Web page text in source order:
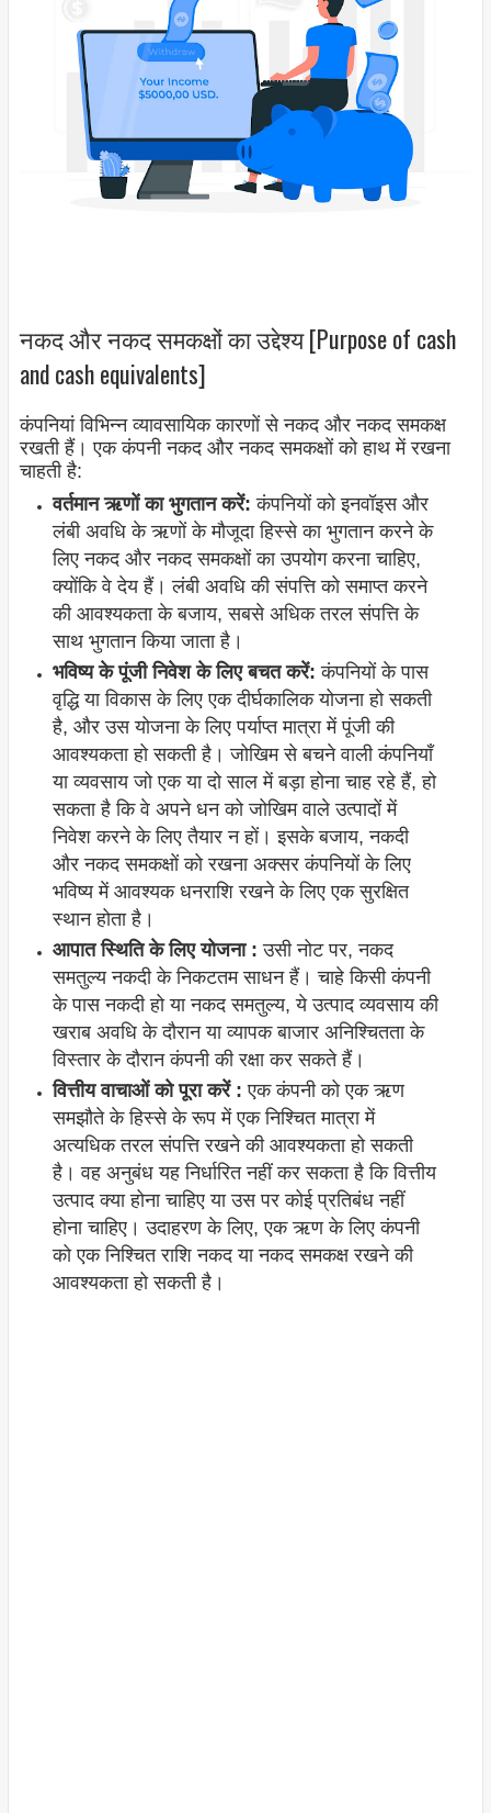
नकद और नकद समकक्षों का उद्देश्य [Purpose of cash
and cash equivalents]
कंपनियां विभिन्न व्यावसायिक कारणों से नकद और नकद समकक्ष
रखती हैं। एक कंपनी नकद और नकद समकक्षों को हाथ में रखना
चाहती है:
वर्तमान ऋणों का भुगतान करें: कंपनियों को इनवॉइस और
लंबी अवधि के ऋणों के मौजूदा हिस्से का भुगतान करने के
लिए नकद और नकद समकक्षों का उपयोग करना चाहिए,
क्योंकि वे देय हैं। लंबी अवधि की संपत्ति को समाप्त करने
की आवश्यकता के बजाय, सबसे अधिक तरल संपत्ति के
साथ भुगतान किया जाता है।
भविष्य के पूंजी निवेश के लिए बचत करें: कंपनियों के पास
वृद्धि या विकास के लिए एक दीर्घकालिक योजना हो सकती
है, और उस योजना के लिए पर्याप्त मात्रा में पूंजी की
आवश्यकता हो सकती है। जोखिम से बचने वाली कंपनियाँ
या व्यवसाय जो एक या दो साल में बड़ा होना चाह रहे हैं, हो
सकता है कि वे अपने धन को जोखिम वाले उत्पादों में
निवेश करने के लिए तैयार न हों। इसके बजाय, नकदी
और नकद समकक्षों को रखना अक्सर कंपनियों के लिए
भविष्य में आवश्यक धनराशि रखने के लिए एक सुरक्षित
स्थान होता है।
आपात स्थिति के लिए योजना : उसी नोट पर, नकद
समतुल्य नकदी के निकटतम साधन हैं। चाहे किसी कंपनी
के पास नकदी हो या नकद समतुल्य, ये उत्पाद व्यवसाय की
खराब अवधि के दौरान या व्यापक बाजार अनिश्चितता के
विस्तार के दौरान कंपनी की रक्षा कर सकते हैं।
वित्तीय वाचाओं को पूरा करें : एक कंपनी को एक ऋण
समझौते के हिस्से के रूप में एक निश्चित मात्रा में
अत्यधिक तरल संपत्ति रखने की आवश्यकता हो सकती
है। वह अनुबंध यह निर्धारित नहीं कर सकता है कि वित्तीय
उत्पाद क्या होना चाहिए या उस पर कोई प्रतिबंध नहीं
होना चाहिए। उदाहरण के लिए, एक ऋण के लिए कंपनी
को एक निश्चित राशि नकद या नकद समकक्ष रखने की
आवश्यकता हो सकती है।